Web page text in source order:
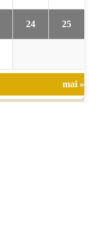
24 25
mai »